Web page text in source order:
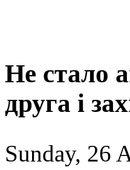
Не стало
друга і
Sunday, 26